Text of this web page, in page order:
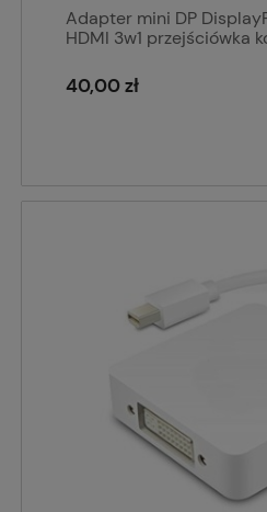
Adapter mini DP
HDMI 3w1 przejściówka
40,00 zł